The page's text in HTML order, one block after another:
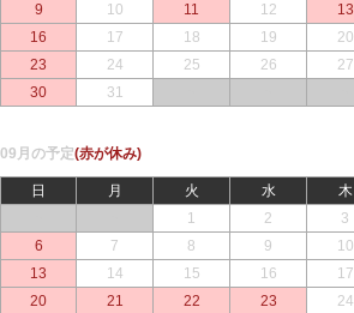
9
10 11 12 13
16
17 18 19 20
23
24 25 26 27
30
31
09月の予定(赤が休み)
日 月 火 水 木
1 2 3
6
7 8 9 10
13
14 15 16 17
20
21 22 23 24